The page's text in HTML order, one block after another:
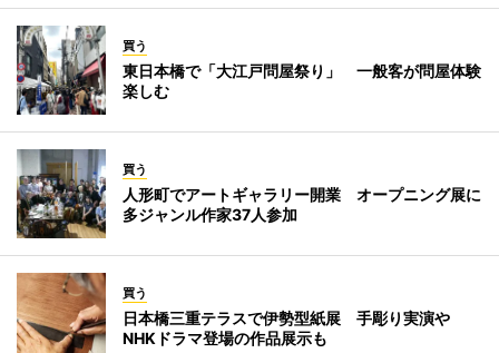
買う
東日本橋で「大江戸問屋祭り」 一般客が問屋体験
楽しむ
買う
人形町でアートギャラリー開業 オープニング展に
多ジャンル作家37人参加
買う
日本橋三重テラスで伊勢型紙展 手彫り実演や
NHKドラマ登場の作品展示も